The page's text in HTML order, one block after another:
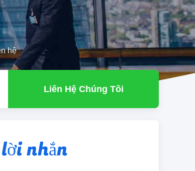
hệ
Liên Hệ Chúng Tôi
nhắn